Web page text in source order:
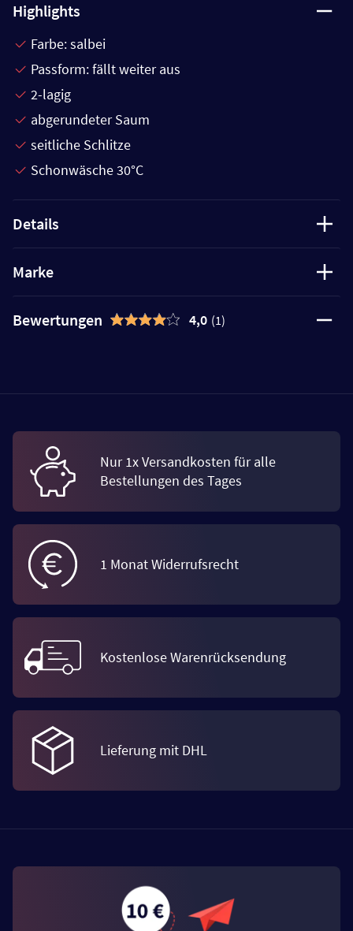
Highlights
Farbe: salbei
Passform: fällt weiter aus
2-lagig
abgerundeter Saum
seitliche Schlitze
Schonwäsche 30°C
Details
Marke
Bewertungen 4,0 (1)
Nur 1x Versandkosten für alle
Bestellungen des Tages
1 Monat Widerrufsrecht
Kostenlose Warenrücksendung
Lieferung mit DHL